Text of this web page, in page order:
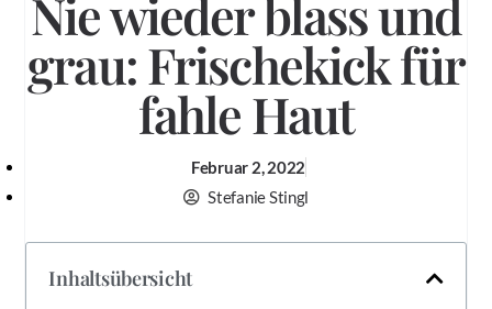
Nie wieder blass und
grau: Frischekick für
fahle Haut
Februar 2, 2022
Stefanie Stingl
Inhaltsübersicht